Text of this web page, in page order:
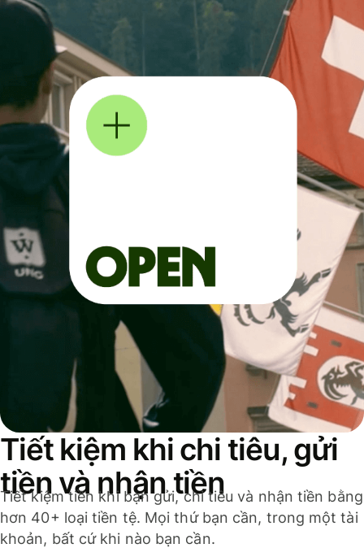
Tiết kiệm khi chi tiêu, gửi
tiền và nhận tiền
Tiết kiệm tiền khi bạn gửi, chi tiêu và nhận tiền bằng
hơn 40+ loại tiền tệ. Mọi thứ bạn cần, trong một tài
khoản, bất cứ khi nào bạn cần.